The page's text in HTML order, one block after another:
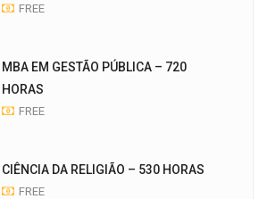
FREE
MBA EM GESTÃO PÚBLICA – 720
HORAS
FREE
CIÊNCIA DA RELIGIÃO – 530 HORAS
FREE